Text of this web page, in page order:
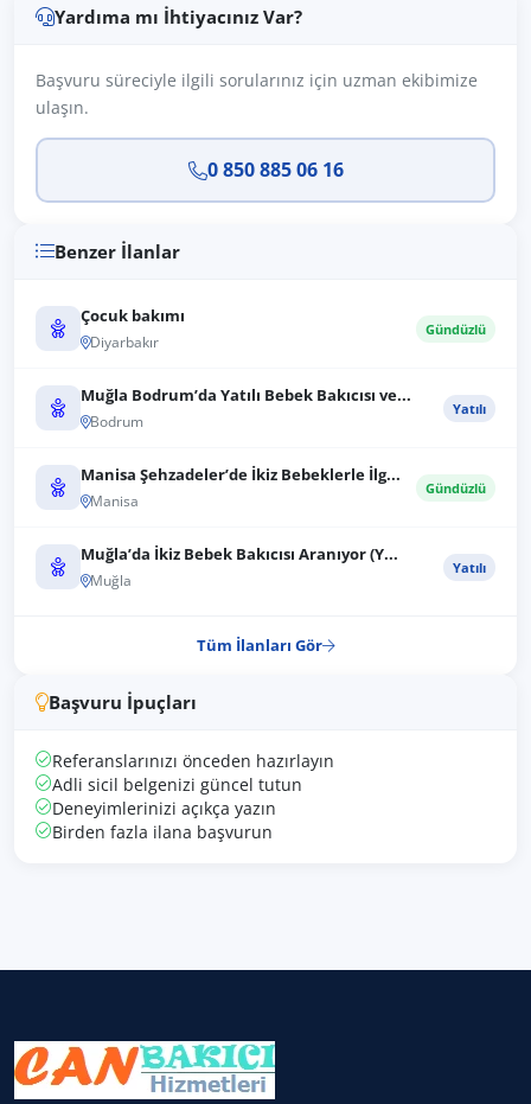
Yardıma mı İhtiyacınız Var?
Başvuru süreciyle ilgili sorularınız için uzman ekibimize
ulaşın.
0 850 885 06 16
Benzer İlanlar
Çocuk bakımı
Diyarbakır
Gündüzlü
Muğla Bodrum’da Yatılı Bebek Bakıcısı ve...
Bodrum
Yatılı
Manisa Şehzadeler’de İkiz Bebeklerle İlg...
Manisa
Gündüzlü
Muğla’da İkiz Bebek Bakıcısı Aranıyor (Y...
Muğla
Yatılı
Tüm İlanları Gör
Başvuru İpuçları
Referanslarınızı önceden hazırlayın
Adli sicil belgenizi güncel tutun
Deneyimlerinizi açıkça yazın
Birden fazla ilana başvurun